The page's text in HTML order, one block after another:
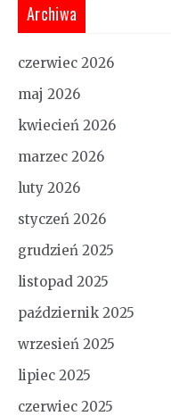
Archiwa
czerwiec 2026
maj 2026
kwiecień 2026
marzec 2026
luty 2026
styczeń 2026
grudzień 2025
listopad 2025
październik 2025
wrzesień 2025
lipiec 2025
czerwiec 2025